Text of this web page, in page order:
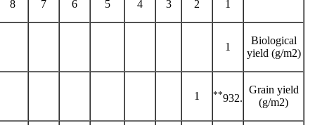
1
2
3
4
5
6
7
8
Biological
yield (g/m2)
1
Grain yield
(g/m2)
.932
**
1